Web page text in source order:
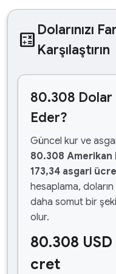
calculate Dolarınızı
Karşılaştırın
80.308
Eder?
Güncel kur ve
80.308 Amerikan
173,34 asgari
hesaplama,
daha somut bir
olur.
80.308
cret